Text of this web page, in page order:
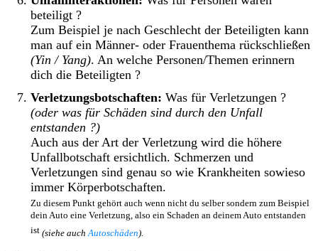
beteiligt ?
Zum Beispiel je nach Geschlecht der Beteiligten kann
man auf ein Männer- oder Frauenthema rückschließen
(Yin / Yang). An welche Personen/Themen erinnern
dich die Beteiligten ?
Verletzungsbotschaften: Was für Verletzungen ?
(oder was für Schäden sind durch den Unfall
entstanden ?)
Auch aus der Art der Verletzung wird die höhere
Unfallbotschaft ersichtlich. Schmerzen und
Verletzungen sind genau so wie Krankheiten sowieso
immer Körperbotschaften.
Zu diesem Punkt gehört auch wenn nicht du selber sondern zum Beispiel
dein Auto eine Verletzung, also ein Schaden an deinem Auto entstanden
ist (siehe auchAutoschäden).